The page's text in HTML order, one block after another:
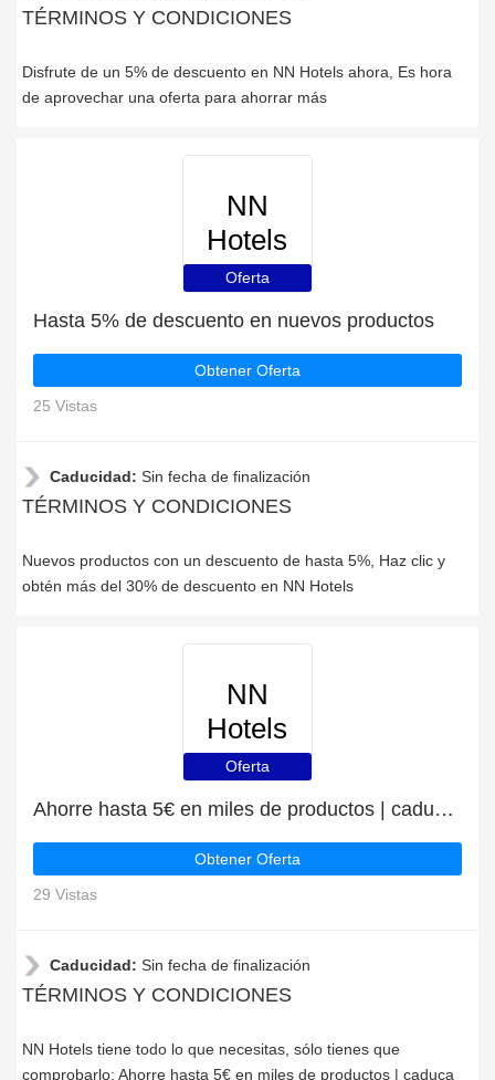
TÉRMINOS Y CONDICIONES
Disfrute de un 5% de descuento en NN Hotels ahora, Es hora
de aprovechar una oferta para ahorrar más
NN
Hotels
Oferta
Hasta 5% de descuento en nuevos productos
Obtener Oferta
25 Vistas
Caducidad: Sin fecha de finalización
TÉRMINOS Y CONDICIONES
Nuevos productos con un descuento de hasta 5%, Haz clic y
obtén más del 30% de descuento en NN Hotels
NN
Hotels
Oferta
Ahorre hasta 5€ en miles de productos | caduca pronto
Obtener Oferta
29 Vistas
Caducidad: Sin fecha de finalización
TÉRMINOS Y CONDICIONES
NN Hotels tiene todo lo que necesitas, sólo tienes que
comprobarlo: Ahorre hasta 5€ en miles de productos | caduca